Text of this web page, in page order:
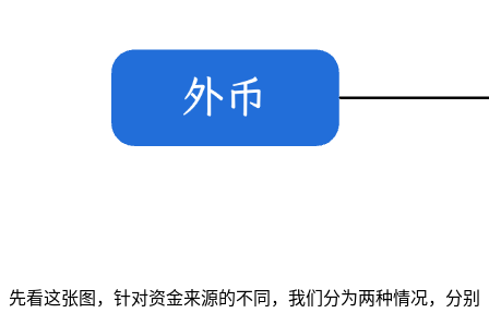
先看这张图，针对资金来源的不同，我们分为两种情况，分别